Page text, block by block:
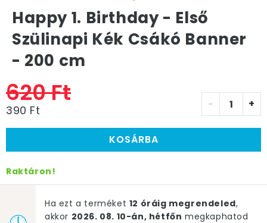
Happy 1. Birthday - Első
Szülinapi Kék Csákó Banner
- 200 cm
620 Ft
390 Ft - +
KOSÁRBA
Raktáron!
Ha ezt a terméket 12 óráig megrendeled,
akkor 2026. 08. 10-án, hétfőn megkaphatod